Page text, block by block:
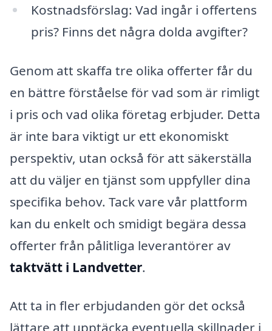
Kostnadsförslag: Vad ingår i offertens
pris? Finns det några dolda avgifter?
Genom att skaffa tre olika offerter får du
en bättre förståelse för vad som är rimligt
i pris och vad olika företag erbjuder. Detta
är inte bara viktigt ur ett ekonomiskt
perspektiv, utan också för att säkerställa
att du väljer en tjänst som uppfyller dina
specifika behov. Tack vare vår plattform
kan du enkelt och smidigt begära dessa
offerter från pålitliga leverantörer av
taktvätt i Landvetter.
Att ta in fler erbjudanden gör det också
lättare att upptäcka eventuella skillnader i